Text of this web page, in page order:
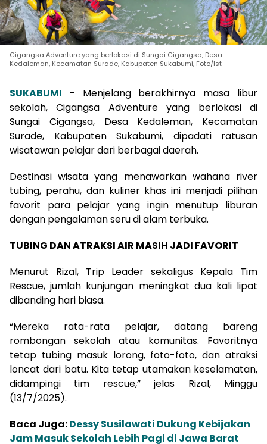
Cigangsa Adventure yang berlokasi di Sungai Cigangsa, Desa
Kedaleman, Kecamatan Surade, Kabupaten Sukabumi, Foto/Ist
SUKABUMI
– Menjelang berakhirnya masa libur
sekolah, Cigangsa Adventure yang berlokasi di
Sungai Cigangsa, Desa Kedaleman, Kecamatan
Surade, Kabupaten Sukabumi, dipadati ratusan
wisatawan pelajar dari berbagai daerah.
Destinasi wisata yang menawarkan wahana river
tubing, perahu, dan kuliner khas ini menjadi pilihan
favorit para pelajar yang ingin menutup liburan
dengan pengalaman seru di alam terbuka.
TUBING DAN ATRAKSI AIR MASIH JADI FAVORIT
Menurut Rizal, Trip Leader sekaligus Kepala Tim
Rescue, jumlah kunjungan meningkat dua kali lipat
dibanding hari biasa.
“Mereka rata-rata pelajar, datang bareng
rombongan sekolah atau komunitas. Favoritnya
tetap tubing masuk lorong, foto-foto, dan atraksi
loncat dari batu. Kita tetap utamakan keselamatan,
didampingi tim rescue,” jelas Rizal, Minggu
(13/7/2025).
Baca Juga:Dessy Susilawati Dukung Kebijakan
Jam Masuk Sekolah Lebih Pagi di Jawa Barat